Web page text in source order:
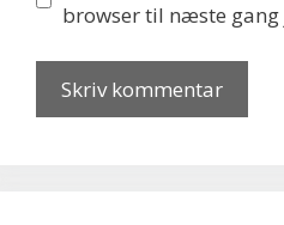
browser til næste